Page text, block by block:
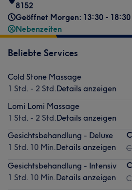
8152
Geöffnet Morgen: 13:30 - 18:30
Nebenzeiten
Beliebte Services
Cold Stone Massage
1 Std. - 2 Std.Details anzeigen
Lomi Lomi Massage
1 Std. - 2 Std.Details anzeigen
Gesichtsbehandlung - Deluxe
1 Std. 10 Min.Details anzeigen
Gesichtsbehandlung - Intensiv
1 Std. 10 Min.Details anzeigen